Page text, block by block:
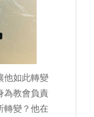
他如此轉變
為教會負責
轉變？他在